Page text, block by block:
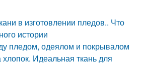
в изготовлении пледов.. Что
истории
пледом, одеялом и покрывалом
Идеальная ткань для